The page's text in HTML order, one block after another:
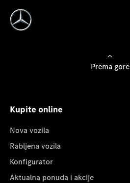
Prema gore
Kupite online
Nova vozila
Rabljena vozila
Konfigurator
Aktualna ponuda i akcije